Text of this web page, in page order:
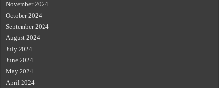
November 2024
October 2024
September 2024
August 2024
July 2024
June 2024
May 2024
April 2024